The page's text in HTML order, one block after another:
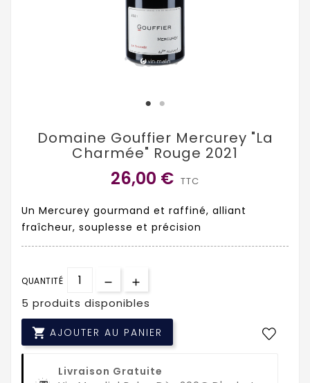
Domaine Gouffier Mercurey "La
Charmée" Rouge 2021
26,00 € TTC
Un Mercurey gourmand et raffiné, alliant
fraîcheur, souplesse et précision
QUANTITÉ
5 produits disponibles
 AJOUTER AU PANIER
Livraison Gratuite